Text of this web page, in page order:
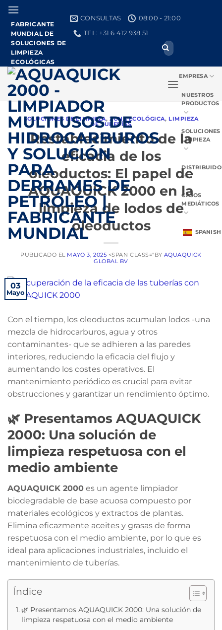
contenido
FABRICANTE
MUNDIAL DE
SOLUCIONES DE
LIMPIEZA
ECOLÓGICAS
CONSULTAS
08:00 - 21:00
TEL: +31 6 412 938 51
Buscar:
EMPRESA
NUESTROS
PRODUCTOS
SOLUCIONES
LIMPIEZA
CASOS
MEDIÁTICOS
SPANISH
SOLUCIONES DE LIMPIEZA, ZONA ECOLÓGICA, LIMPIEZA
DE TUBERÍAS
Restablecimiento de la
eficacia de los
oleoductos: El papel de
AQUAQUICK 2000 en la
limpieza de lodos de
oleoductos
PUBLICADO EL MAYO 3, 2025 <SPAN CLASS="BY AQUAQUICK
GLOBAL BV
03
Mayo
Con el tiempo, los oleoductos acumulan lodos -una
mezcla de hidrocarburos, agua y otros
contaminantes- que se adhieren a las paredes
interiores, reduciendo la eficacia del flujo y
aumentando los costes operativos. El
mantenimiento periódico es crucial para evitar
obstrucciones y garantizar un rendimiento óptimo.
🌿 Presentamos AQUAQUICK
2000: Una solución de
limpieza respetuosa con el
medio ambiente
AQUAQUICK 2000 es un agente limpiador
biodegradable de base acuosa compuesto por
materiales ecológicos y extractos de plantas.
Elimina eficazmente aceites y grasas de forma
respetuosa con el medio ambiente, por lo que es
ideal para aplicaciones industriales, incluido el
mantenimiento de tuberías.
Índice
🌿 Presentamos AQUAQUICK 2000: Una solución de
limpieza respetuosa con el medio ambiente